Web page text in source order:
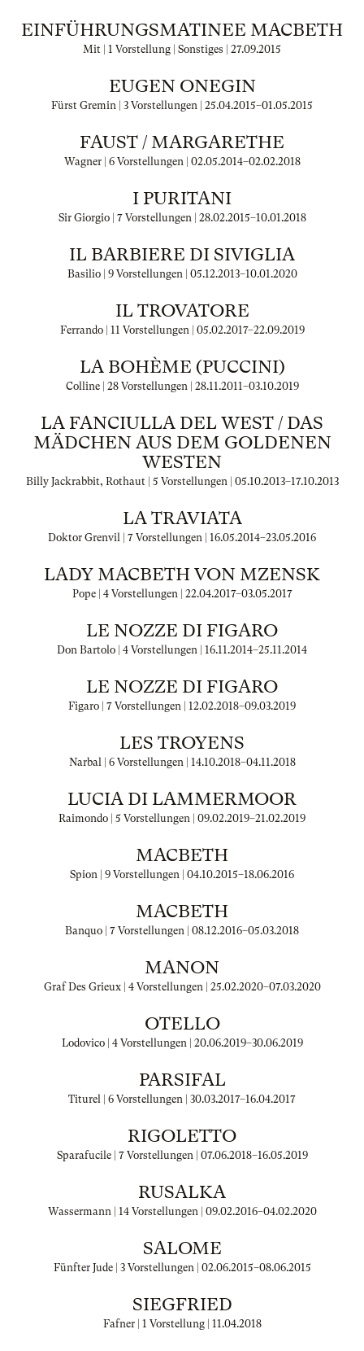
EINFÜHRUNGSMATINEE MACBETH
Mit | 1 Vorstellung | Sonstiges | 27.09.2015
EUGEN ONEGIN
Fürst Gremin | 3 Vorstellungen | 25.04.2015–01.05.2015
FAUST / MARGARETHE
Wagner | 6 Vorstellungen | 02.05.2014–02.02.2018
I PURITANI
Sir Giorgio | 7 Vorstellungen | 28.02.2015–10.01.2018
IL BARBIERE DI SIVIGLIA
Basilio | 9 Vorstellungen | 05.12.2013–10.01.2020
IL TROVATORE
Ferrando | 11 Vorstellungen | 05.02.2017–22.09.2019
LA BOHÈME (PUCCINI)
Colline | 28 Vorstellungen | 28.11.2011–03.10.2019
LA FANCIULLA DEL WEST / DAS
MÄDCHEN AUS DEM GOLDENEN
WESTEN
Billy Jackrabbit, Rothaut | 5 Vorstellungen | 05.10.2013–17.10.2013
LA TRAVIATA
Doktor Grenvil | 7 Vorstellungen | 16.05.2014–23.05.2016
LADY MACBETH VON MZENSK
Pope | 4 Vorstellungen | 22.04.2017–03.05.2017
LE NOZZE DI FIGARO
Don Bartolo | 4 Vorstellungen | 16.11.2014–25.11.2014
LE NOZZE DI FIGARO
Figaro | 7 Vorstellungen | 12.02.2018–09.03.2019
LES TROYENS
Narbal | 6 Vorstellungen | 14.10.2018–04.11.2018
LUCIA DI LAMMERMOOR
Raimondo | 5 Vorstellungen | 09.02.2019–21.02.2019
MACBETH
Spion | 9 Vorstellungen | 04.10.2015–18.06.2016
MACBETH
Banquo | 7 Vorstellungen | 08.12.2016–05.03.2018
MANON
Graf Des Grieux | 4 Vorstellungen | 25.02.2020–07.03.2020
OTELLO
Lodovico | 4 Vorstellungen | 20.06.2019–30.06.2019
PARSIFAL
Titurel | 6 Vorstellungen | 30.03.2017–16.04.2017
RIGOLETTO
Sparafucile | 7 Vorstellungen | 07.06.2018–16.05.2019
RUSALKA
Wassermann | 14 Vorstellungen | 09.02.2016–04.02.2020
SALOME
Fünfter Jude | 3 Vorstellungen | 02.06.2015–08.06.2015
SIEGFRIED
Fafner | 1 Vorstellung | 11.04.2018